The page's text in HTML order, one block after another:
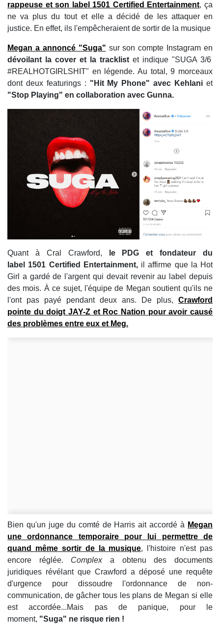
rappeuse et son label 1501 Certified Entertainment, ça
ne va plus du tout et elle a décidé de les attaquer en
justice. En effet, ils l'empêcheraient de sortir de la musique
Megan a annoncé "Suga" sur son compte Instagram en
dévoilant la cover et la tracklist et indique "SUGA 3/6
#REALHOTGIRLSHIT" en légende. Au total, 9 morceaux
dont deux featurings : "Hit My Phone" avec Kehlani et
"Stop Playing" en collaboration avec Gunna.
Quant à Cral Crawford, le PDG et fondateur du
label 1501 Certified Entertainment,il affirme que la Hot
Girl a gardé de l'argent qui devait revenir au label depuis
des mois. À ce sujet, l'équipe de Megan soutient qu'ils ne
l'ont pas payé pendant deux ans. De plus, Crawford
pointe du doigt JAY-Z et Roc Nation pour avoir causé
des problèmes entre eux et Meg.
Bien qu'un juge du comté de Harris ait accordé à Megan
une ordonnance temporaire pour lui permettre de
quand même sortir de la musique, l'histoire n'est pas
encore réglée. Complexa obtenu des documents
juridiques révélant que Crawford a déposé une requête
d'urgence pour dissoudre l'ordonnance de non-
communication, de gâcher tous les plans de Megan si elle
est accordée...Mais pas de panique, pour le
moment, "Suga" ne risque rien !